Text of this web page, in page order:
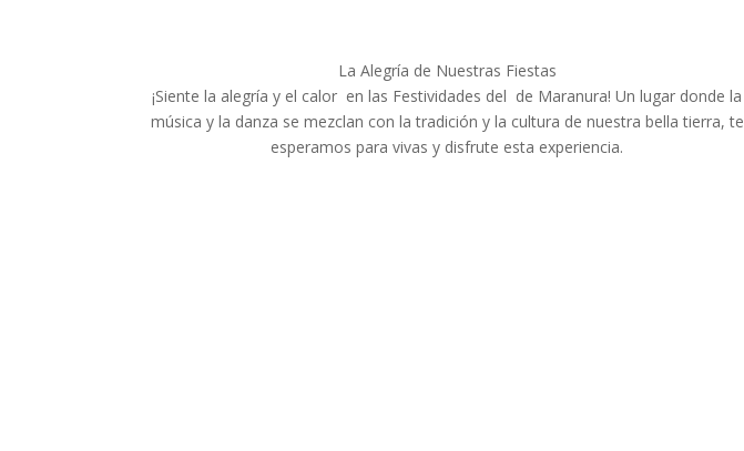
La Alegría de Nuestras Fiestas
¡Siente la alegría y el calor en las Festividades del de Maranura! Un lugar donde la
música y la danza se mezclan con la tradición y la cultura de nuestra bella tierra, te
esperamos para vivas y disfrute esta experiencia.